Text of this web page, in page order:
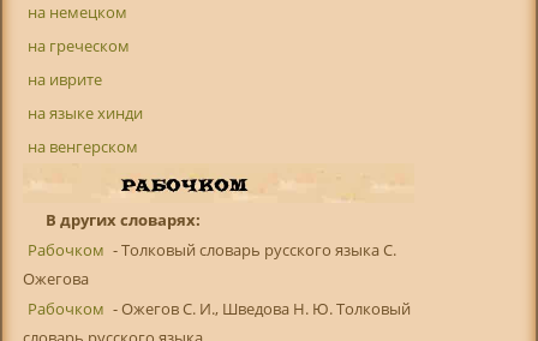
на немецком
на греческом
на иврите
на языке хинди
на венгерском
В других словарях:
Рабочком - Толковый словарь русского языка С.
Ожегова
Рабочком - Ожегов С. И., Шведова Н. Ю. Толковый